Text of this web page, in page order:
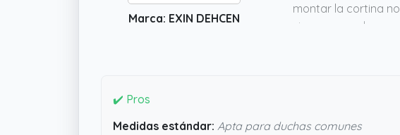
Marca: EXIN DEHCEN
montar la cortina
sin arrugas, algo
producto funcional
✔️ Pros
Medidas estándar: Apta para duchas comunes